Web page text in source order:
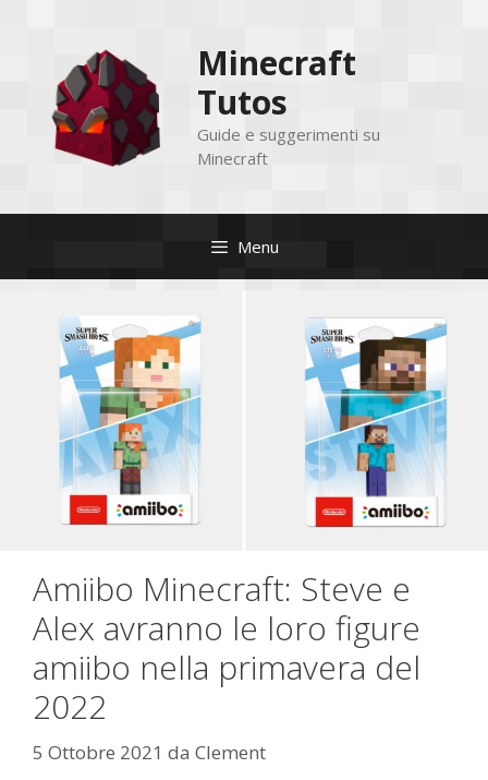
contenuto
Minecraft
Tutos
Guide e suggerimenti su
Minecraft
Menu
Amiibo Minecraft: Steve e
Alex avranno le loro figure
amiibo nella primavera del
2022
5 Ottobre 2021 da Clement